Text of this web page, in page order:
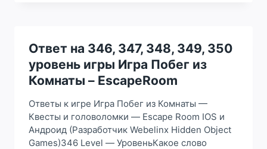
355
УРОВЕНЬ
ИГРЫ
ИГРА
ПОБЕГ
КОМНАТЫ
–
ESCAPEROOM
Ответ на 346, 347, 348, 349, 350
уровень игры Игра Побег из
Комнаты – EscapeRoom
Ответы к игре Игра Побег из Комнаты —
Квесты и головоломки — Escape Room IOS и
Андроид (Разработчик Webelinx Hidden Object
Games)346 Level — УровеньКакое слово